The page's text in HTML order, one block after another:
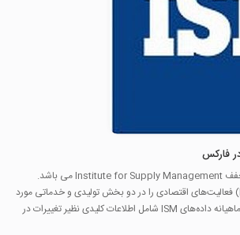
شاخص ISM شاخص ISM مخفف Institute for Supply Management می باشد.
موسسه مدیریت عرضه (ISM) فعالیت‌های اقتصادی را در دو بخش تولیدی و خدماتی مورد
سنجش قرار می‌دهد. انتشار ماهیانه داده‌های ISM شامل اطلاعات کلیدی نظیر تغییرات در